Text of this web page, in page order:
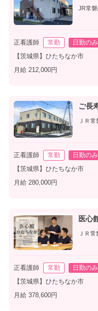
JR常
正看護師 常勤 日勤のみ
【茨城県】ひたちなか市
月給 212,000円
ご長
ＪＲ
正看護師 常勤 日勤のみ
【茨城県】ひたちなか市
月給 280,000円
医心
ＪＲ
正看護師 常勤 日勤のみ
【茨城県】ひたちなか市
月給 378,600円